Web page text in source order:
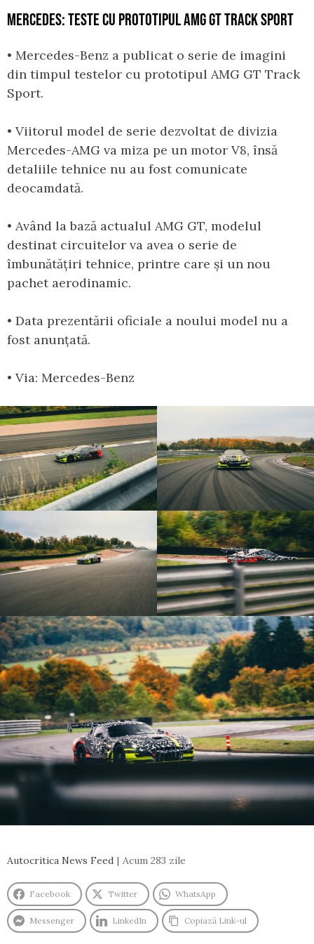
MERCEDES: TESTE CU PROTOTIPUL AMG GT TRACK SPORT
• Mercedes-Benz a publicat o serie de imagini
din timpul testelor cu prototipul AMG GT Track
Sport.
• Viitorul model de serie dezvoltat de divizia
Mercedes-AMG va miza pe un motor V8, însă
detaliile tehnice nu au fost comunicate
deocamdată.
• Având la bază actualul AMG GT, modelul
destinat circuitelor va avea o serie de
îmbunătățiri tehnice, printre care și un nou
pachet aerodinamic.
• Data prezentării oficiale a noului model nu a
fost anunțată.
• Via: Mercedes-Benz
Autocritica News Feed Acum 283 zile
Facebook Twitter WhatsApp
Messenger LinkedIn Copiază Link-ul